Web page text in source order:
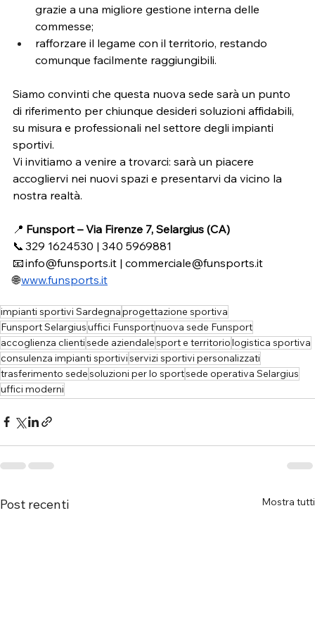
grazie a una migliore gestione interna delle
commesse;
rafforzare il legame con il territorio, restando
comunque facilmente raggiungibili.
Siamo convinti che questa nuova sede sarà un punto
di riferimento per chiunque desideri soluzioni affidabili,
su misura e professionali nel settore degli impianti
sportivi.
Vi invitiamo a venire a trovarci: sarà un piacere
accogliervi nei nuovi spazi e presentarvi da vicino la
nostra realtà.
📍 Funsport – Via Firenze 7, Selargius (CA)
📞 329 1624530 | 340 5969881
📧 info@funsports.it | commerciale@funsports.it
🌐 www.funsports.it
impianti sportivi Sardegnaprogettazione sportiva
Funsport Selargiusuffici Funsportnuova sede Funsport
accoglienza clientisede aziendalesport e territoriologistica sportiva
consulenza impianti sportiviservizi sportivi personalizzati
trasferimento sedesoluzioni per lo sportsede operativa Selargius
uffici moderni
Post recenti Mostra tutti